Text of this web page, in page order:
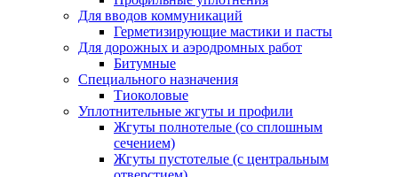
Для вводов коммуникаций
Герметизирующие мастики и пасты
Для дорожных и аэродромных работ
Битумные
Специального назначения
Тиоколовые
Уплотнительные жгуты и профили
Жгуты полнотелые (со сплошным
сечением)
Жгуты пустотелые (с центральным